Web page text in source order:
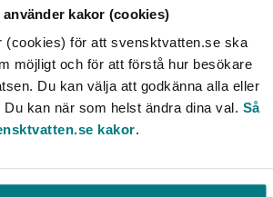
kakor (cookies)
(cookies) för att svensktvatten.se ska
möjligt och för att förstå hur besökare
Du kan välja att godkänna alla eller
kan när som helst ändra dina val. Så
kakor.
för vattenverk